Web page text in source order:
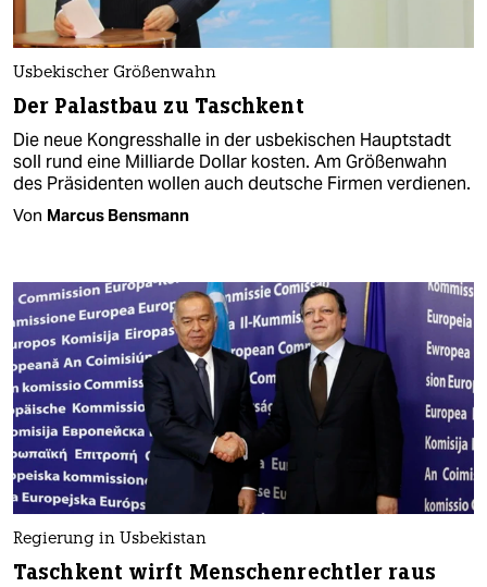
Usbekischer Größenwahn
Der Palastbau zu Taschkent
Die neue Kongresshalle in der usbekischen Hauptstadt
soll rund eine Milliarde Dollar kosten. Am Größenwahn
des Präsidenten wollen auch deutsche Firmen verdienen.
Von Marcus Bensmann
Regierung in Usbekistan
Taschkent wirft Menschenrechtler raus